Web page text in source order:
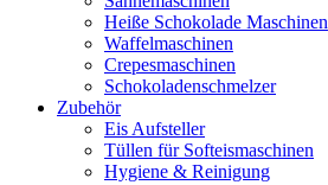
Heiße Schokolade Maschinen
Waffelmaschinen
Crepesmaschinen
Schokoladenschmelzer
Zubehör
Eis Aufsteller
Tüllen für Softeismaschinen
Hygiene & Reinigung